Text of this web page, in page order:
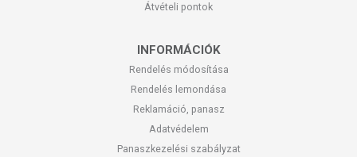
Átvételi pontok
INFORMÁCIÓK
Rendelés módosítása
Rendelés lemondása
Reklamáció, panasz
Adatvédelem
Panaszkezelési szabályzat